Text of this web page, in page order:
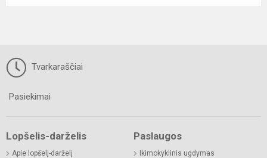
Tvarkaraščiai
Pasiekimai
Lopšelis-darželis
Apie lopšelį-darželį
Paslaugos
Ikimokyklinis ugdymas